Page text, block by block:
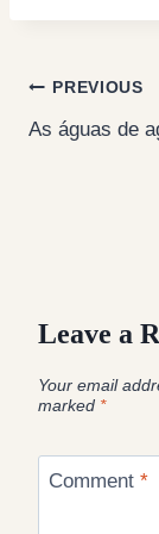
PostPREVIOUS
As águas de
Leave a
Your email
marked *
Comment *